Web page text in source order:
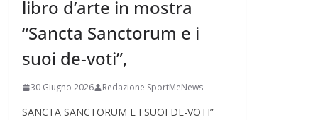
libro d’arte in mostra
“Sancta Sanctorum e i
suoi de-voti”,
30 Giugno 2026 Redazione SportMeNews
SANCTA SANCTORUM E I SUOI DE-VOTI”